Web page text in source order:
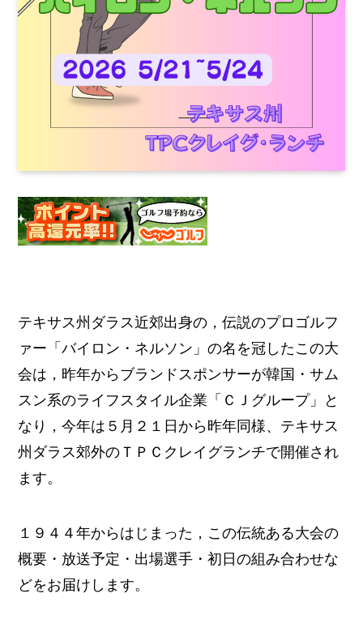
テキサス州ダラス近郊出身の，伝説のプロゴルフ
ァー「バイロン・ネルソン」の名を冠したこの大
会は，昨年からブランドスポンサーが韓国・サム
スン系のライフスタイル企業「ＣＪグループ」と
なり，今年は５月２１日から昨年同様、テキサス
州ダラス郊外のＴＰＣクレイグランチで開催され
ます。
１９４４年からはじまった，この伝統ある大会の
概要・放送予定・出場選手・初日の組み合わせな
どをお届けします。